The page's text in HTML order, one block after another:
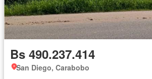
Bs 490.237.414
San Diego, Carabobo